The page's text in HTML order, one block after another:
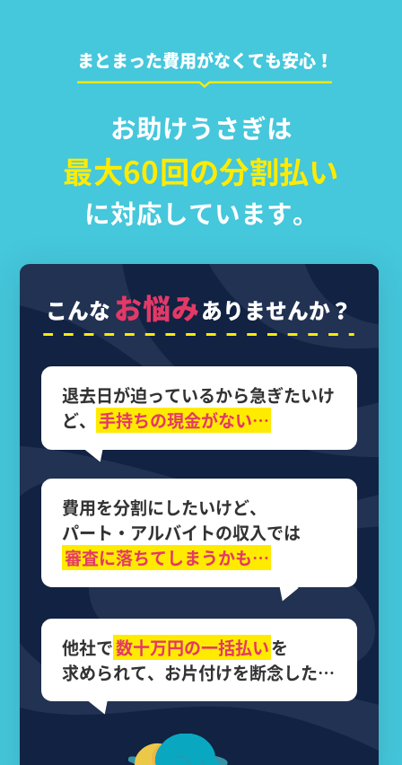
まとまった費用がなくても安心！
お助けうさぎは
最大60回の分割払い
に対応しています。
こんなお悩みありませんか？
退去日が迫っているから急ぎたいけ
ど、 手持ちの現金がない…
費用を分割にしたいけど、
パート・アルバイトの収入では
審査に落ちてしまうかも…
他社で数十万円の一括払いを
求められて、 お片付けを断念した…